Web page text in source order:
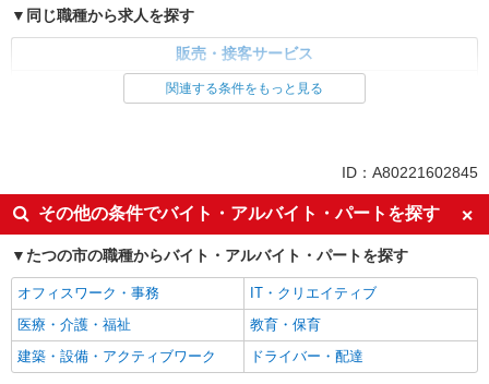
同じ職種から求人を探す
販売・接客サービス
ボーナス・賞与あり
土日祝休み
週2～3日勤務OK
上場企業・上場企業のグループ会
扶養内勤務OK
社員登用あり
関連する条件をもっと見る
ID：A80221602845
その他の条件でバイト・アルバイト・パートを探す
たつの市の職種からバイト・アルバイト・パートを探す
オフィスワーク・事務
IT・クリエイティブ
医療・介護・福祉
教育・保育
建築・設備・アクティブワーク
ドライバー・配達